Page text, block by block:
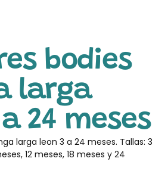
bodies
larga
24 meses
larga leon 3 a 24 meses. Tallas: 3
12 meses, 18 meses y 24